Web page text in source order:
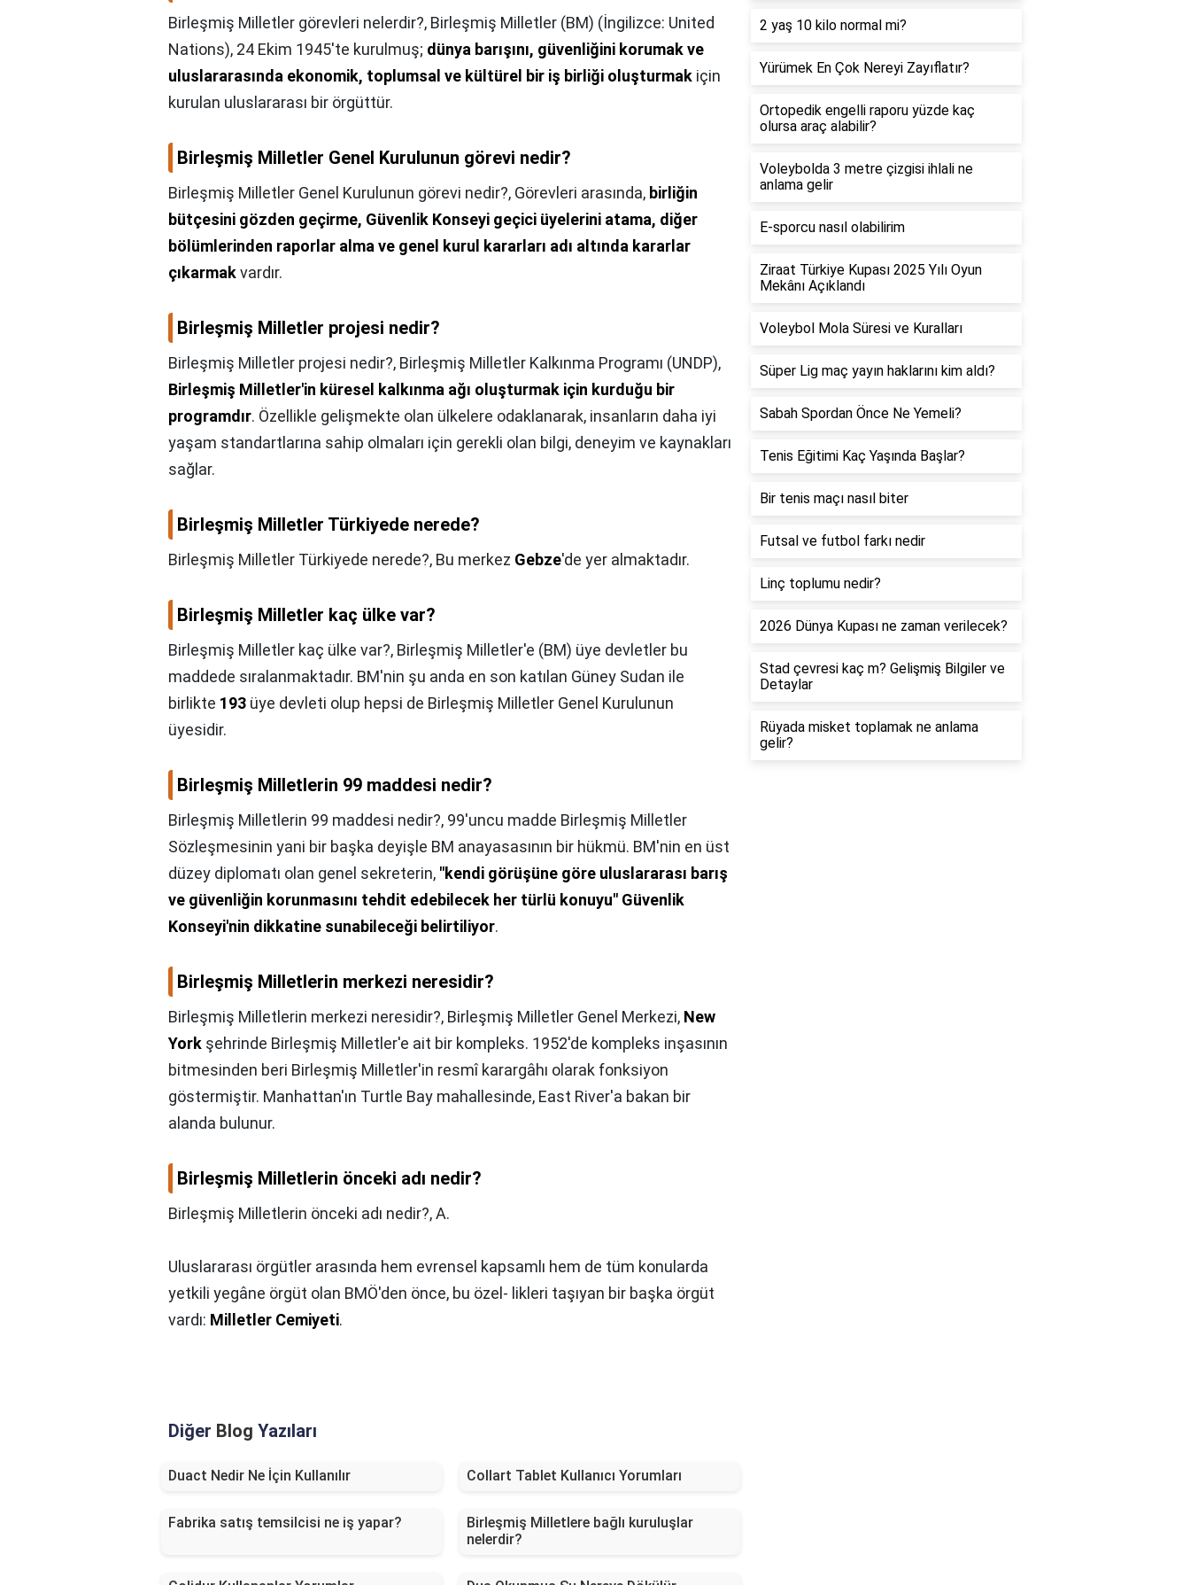
Birleşmiş Milletler görevleri nelerdir?, Birleşmiş Milletler (BM) (İngilizce: United
Nations), 24 Ekim 1945'te kurulmuş; dünya barışını, güvenliğini korumak ve
uluslararasında ekonomik, toplumsal ve kültürel bir iş birliği oluşturmak için
kurulan uluslararası bir örgüttür.
Birleşmiş Milletler Genel Kurulunun görevi nedir?
Birleşmiş Milletler Genel Kurulunun görevi nedir?, Görevleri arasında, birliğin
bütçesini gözden geçirme, Güvenlik Konseyi geçici üyelerini atama, diğer
bölümlerinden raporlar alma ve genel kurul kararları adı altında kararlar
çıkarmakvardır.
Birleşmiş Milletler projesi nedir?
Birleşmiş Milletler projesi nedir?, Birleşmiş Milletler Kalkınma Programı (UNDP),
Birleşmiş Milletler'in küresel kalkınma ağı oluşturmak için kurduğu bir
programdır. Özellikle gelişmekte olan ülkelere odaklanarak, insanların daha iyi
yaşam standartlarına sahip olmaları için gerekli olan bilgi, deneyim ve kaynakları
sağlar.
Birleşmiş Milletler Türkiyede nerede?
Birleşmiş Milletler Türkiyede nerede?, Bu merkez Gebze'de yer almaktadır.
Birleşmiş Milletler kaç ülke var?
Birleşmiş Milletler kaç ülke var?, Birleşmiş Milletler'e (BM) üye devletler bu
maddede sıralanmaktadır. BM'nin şu anda en son katılan Güney Sudan ile
birlikte 193 üye devleti olup hepsi de Birleşmiş Milletler Genel Kurulunun
üyesidir.
Birleşmiş Milletlerin 99 maddesi nedir?
Birleşmiş Milletlerin 99 maddesi nedir?, 99'uncu madde Birleşmiş Milletler
Sözleşmesinin yani bir başka deyişle BM anayasasının bir hükmü. BM'nin en üst
düzey diplomatı olan genel sekreterin, "kendi görüşüne göre uluslararası barış
ve güvenliğin korunmasını tehdit edebilecek her türlü konuyu" Güvenlik
Konseyi'nin dikkatine sunabileceği belirtiliyor.
Birleşmiş Milletlerin merkezi neresidir?
Birleşmiş Milletlerin merkezi neresidir?, Birleşmiş Milletler Genel Merkezi, New
York şehrinde Birleşmiş Milletler'e ait bir kompleks. 1952'de kompleks inşasının
bitmesinden beri Birleşmiş Milletler'in resmî karargâhı olarak fonksiyon
göstermiştir. Manhattan'ın Turtle Bay mahallesinde, East River'a bakan bir
alanda bulunur.
Birleşmiş Milletlerin önceki adı nedir?
Birleşmiş Milletlerin önceki adı nedir?,A.
Uluslararası örgütler arasında hem evrensel kapsamlı hem de tüm konularda
yetkili yegâne örgüt olan BMÖ'den önce, bu özel- likleri taşıyan bir başka örgüt
vardı: Milletler Cemiyeti.
Diğer Blog Yazıları
Duact Nedir Ne İçin Kullanılır Collart Tablet Kullanıcı Yorumları
Fabrika satış temsilcisi ne iş yapar?
Birleşmiş Milletlere bağlı kuruluşlar
nelerdir?
2 yaş 10 kilo normal mi?
Yürümek En Çok Nereyi Zayıflatır?
Ortopedik engelli raporu yüzde kaç
olursa araç alabilir?
Voleybolda 3 metre çizgisi ihlali ne
anlama gelir
E-sporcu nasıl olabilirim
Ziraat Türkiye Kupası 2025 Yılı Oyun
Mekânı Açıklandı
Voleybol Mola Süresi ve Kuralları
Süper Lig maç yayın haklarını kim aldı?
Sabah Spordan Önce Ne Yemeli?
Tenis Eğitimi Kaç Yaşında Başlar?
Bir tenis maçı nasıl biter
Futsal ve futbol farkı nedir
Linç toplumu nedir?
2026 Dünya Kupası ne zaman verilecek?
Stad çevresi kaç m? Gelişmiş Bilgiler ve
Detaylar
Rüyada misket toplamak ne anlama
gelir?